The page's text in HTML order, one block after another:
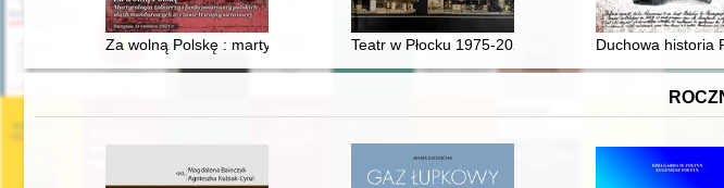
Za wolną Polskę : martyrologia żołnierzy, policjantów i funkcjonariuszy innych polskich
Teatr w Płocku 1975-2025 Duchowa historia